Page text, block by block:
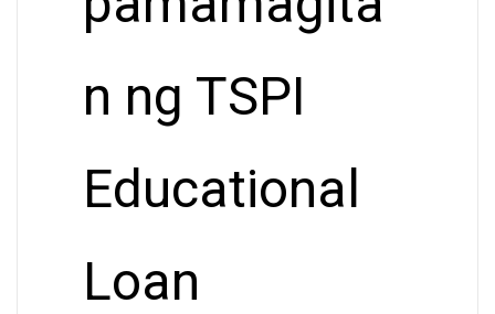
n ng TSPI
Educational
Loan